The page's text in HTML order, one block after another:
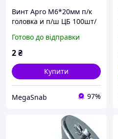
Винт Apro М6*20мм п/к
головка и п/ш ЦБ 100шт/
Готово до відправки
2₴
Купити
MegaSnab 97%